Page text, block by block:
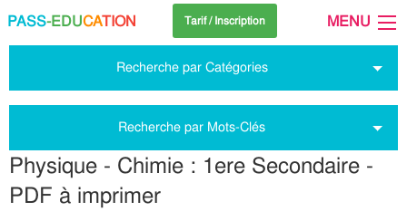
PASS-EDUCATION Tarif / Inscription MENU
Recherche par Catégories
Recherche par Mots-Clés
Physique - Chimie : 1ere Secondaire -
PDF à imprimer